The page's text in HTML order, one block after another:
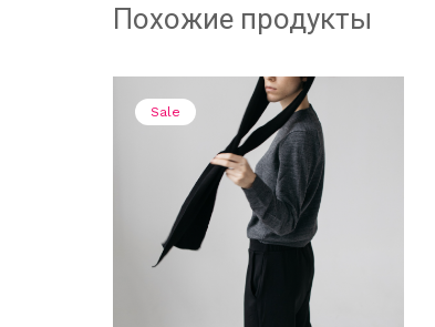
Похожие продукты
Sale